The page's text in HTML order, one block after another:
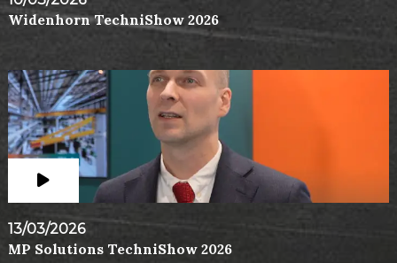
Widenhorn TechniShow 2026
13/03/2026
MP Solutions TechniShow 2026